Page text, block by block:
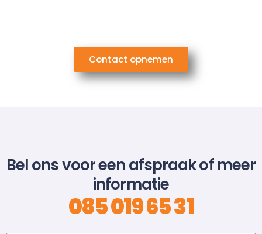
Contact opnemen
Bel ons voor een afspraak of meer
informatie
085 019 65 31